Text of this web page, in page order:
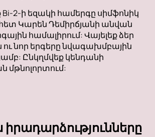
2-ի եզակի համերգը սիմֆոնիկ
Կարեն Դեմիրճյանի անվան
համալիրում: Վայելեք ձեր
ու նոր երգերը նվագախմբային
Ընկղմվեք կենդանի
մթնոլորտում: